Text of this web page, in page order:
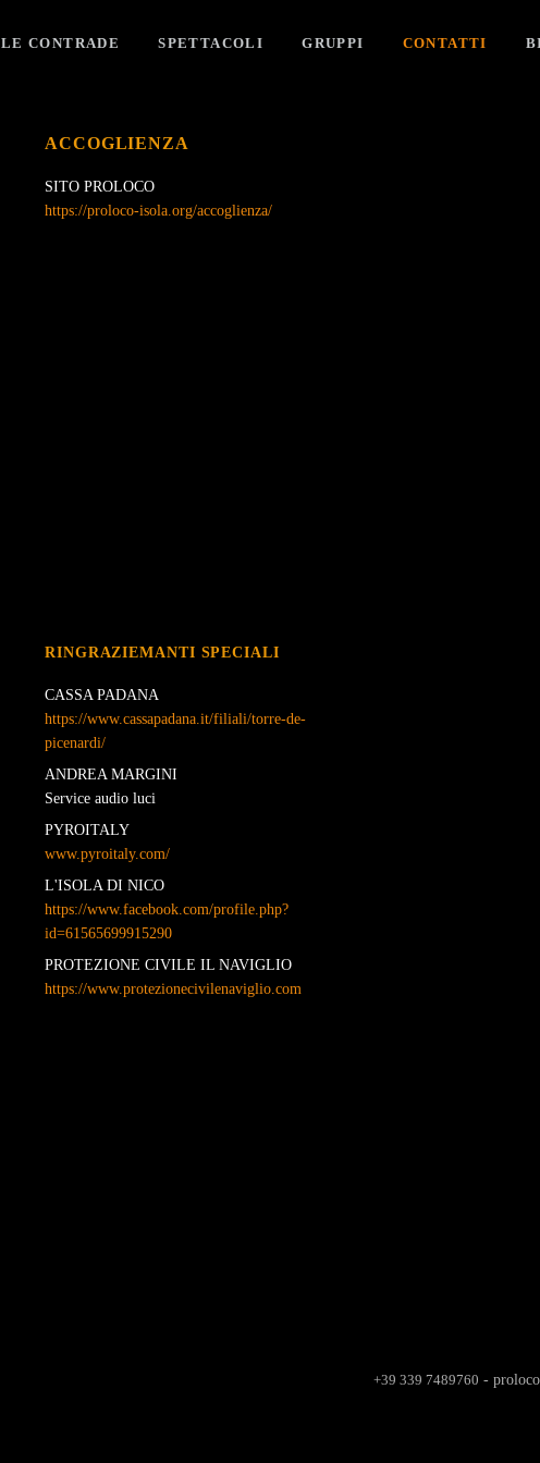
LE CONTRADE SPETTACOLI GRUPPI CONTATTI
ACCOGLIENZA
SITO PROLOCO
https://proloco-isola.org/accoglienza/
RINGRAZIEMANTI SPECIALI
CASSA PADANA
https://www.cassapadana.it/filiali/torre-de-
picenardi/
ANDREA MARGINI
Service audio luci
PYROITALY
www.pyroitaly.com/
L'ISOLA DI NICO
https://www.facebook.com/profile.php?
id=61565699915290
PROTEZIONE CIVILE IL NAVIGLIO
https://www.protezionecivilenaviglio.com
+39 339 7489760 -